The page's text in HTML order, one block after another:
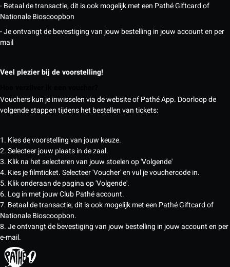
- Betaal de transactie, dit is ook mogelijk met een Pathé Giftcard of
Nationale Bioscoopbon
- Je ontvangt de bevestiging van jouw bestelling in jouw account en per
mail
Veel plezier bij de voorstelling!
Vouchers kun je inwisselen via de website of Pathé App. Doorloop de
volgende stappen tijdens het bestellen van tickets:
1. Kies de voorstelling van jouw keuze.
2. Selecteer jouw plaats in de zaal.
3. Klik na het selecteren van jouw stoelen op 'Volgende'
4. Kies je filmticket. Selecteer 'Voucher' en vul je vouchercode in.
5. Klik onderaan de pagina op 'Volgende'.
6. Log in met jouw Club Pathé account.
7. Betaal de transactie, dit is ook mogelijk met een Pathé Giftcard of
Nationale Bioscoopbon.
8. Je ontvangt de bevestiging van jouw bestelling in jouw account en per
e-mail.